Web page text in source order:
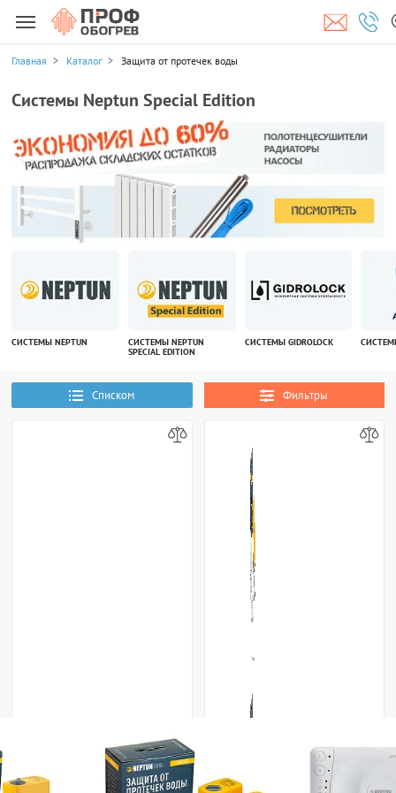
Главная Каталог Защита от протечек воды
Системы Neptun Special Edition
СИСТЕМЫ NEPTUN
СИСТЕМЫ NEPTUN
SPECIAL EDITION
СИСТЕМЫ GIDROLOCK
Списком Фильтры